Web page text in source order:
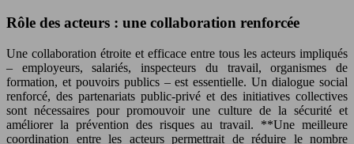
Rôle des acteurs : une collaboration renforcée
Une collaboration étroite et efficace entre tous les acteurs impliqués
– employeurs, salariés, inspecteurs du travail, organismes de
formation, et pouvoirs publics – est essentielle. Un dialogue social
renforcé, des partenariats public-privé et des initiatives collectives
sont nécessaires pour promouvoir une culture de la sécurité et
améliorer la prévention des risques au travail. **Une meilleure
coordination entre les acteurs permettrait de réduire le nombre